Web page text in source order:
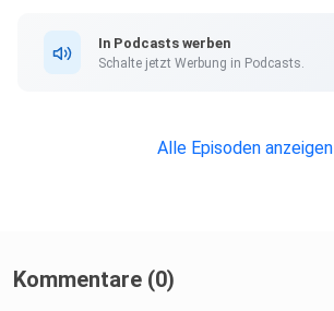
In Podcasts werben
Schalte jetzt Werbung in Podcasts.
Alle Episoden anzeigen
Kommentare (0)